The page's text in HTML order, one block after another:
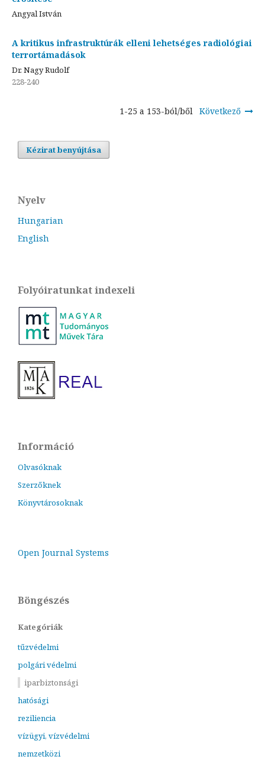
Angyal István
A kritikus infrastruktúrák elleni lehetséges radiológiai
terrortámadások
Dr. Nagy Rudolf
228-240
1-25 a 153-ból/ből Következő
Kézirat benyújtása
Nyelv
Hungarian
English
Folyóiratunkat indexeli
Információ
Olvasóknak
Szerzőknek
Könyvtárosoknak
Open Journal Systems
Böngészés
Kategóriák
tűzvédelmi
polgári védelmi
iparbiztonsági
hatósági
reziliencia
vízügyi, vízvédelmi
nemzetközi